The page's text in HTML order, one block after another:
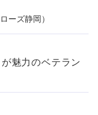
ーズ静岡）
魅力のベテラン